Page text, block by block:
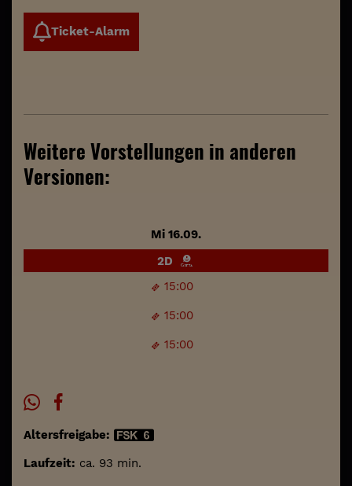
Ticket-Alarm
Weitere Vorstellungen in anderen
Versionen:
Mi 16.09.
15:00
15:00
15:00
2D
Altersfreigabe:
Laufzeit: ca. 93 min.